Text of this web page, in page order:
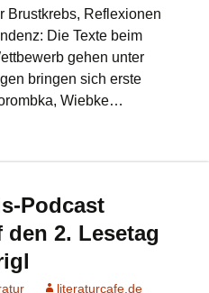
Brustkrebs, Reflexionen
Die Texte beim
gehen unter
bringen sich erste
Wiebke…
Podcast
2. Lesetag
literaturcafe.de